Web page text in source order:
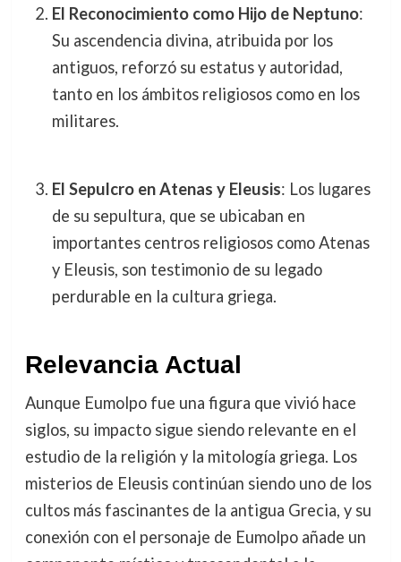
El Reconocimiento como Hijo de Neptuno:
Su ascendencia divina, atribuida por los
antiguos, reforzó su estatus y autoridad,
tanto en los ámbitos religiosos como en los
militares.
El Sepulcro en Atenas y Eleusis: Los lugares
de su sepultura, que se ubicaban en
importantes centros religiosos como Atenas
y Eleusis, son testimonio de su legado
perdurable en la cultura griega.
Relevancia Actual
Aunque Eumolpo fue una figura que vivió hace
siglos, su impacto sigue siendo relevante en el
estudio de la religión y la mitología griega. Los
misterios de Eleusis continúan siendo uno de los
cultos más fascinantes de la antigua Grecia, y su
conexión con el personaje de Eumolpo añade un